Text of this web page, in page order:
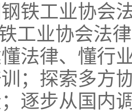
铁工业协会
工业协会法
法律、懂行
；探索多方
逐步从国内